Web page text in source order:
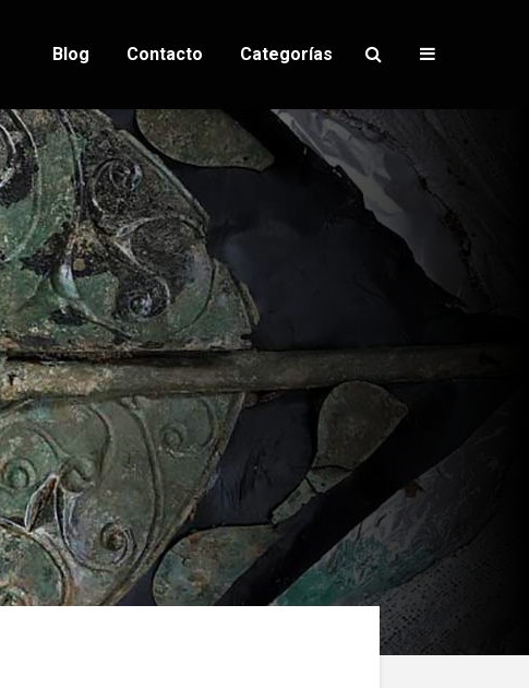
Blog Contacto Categorías